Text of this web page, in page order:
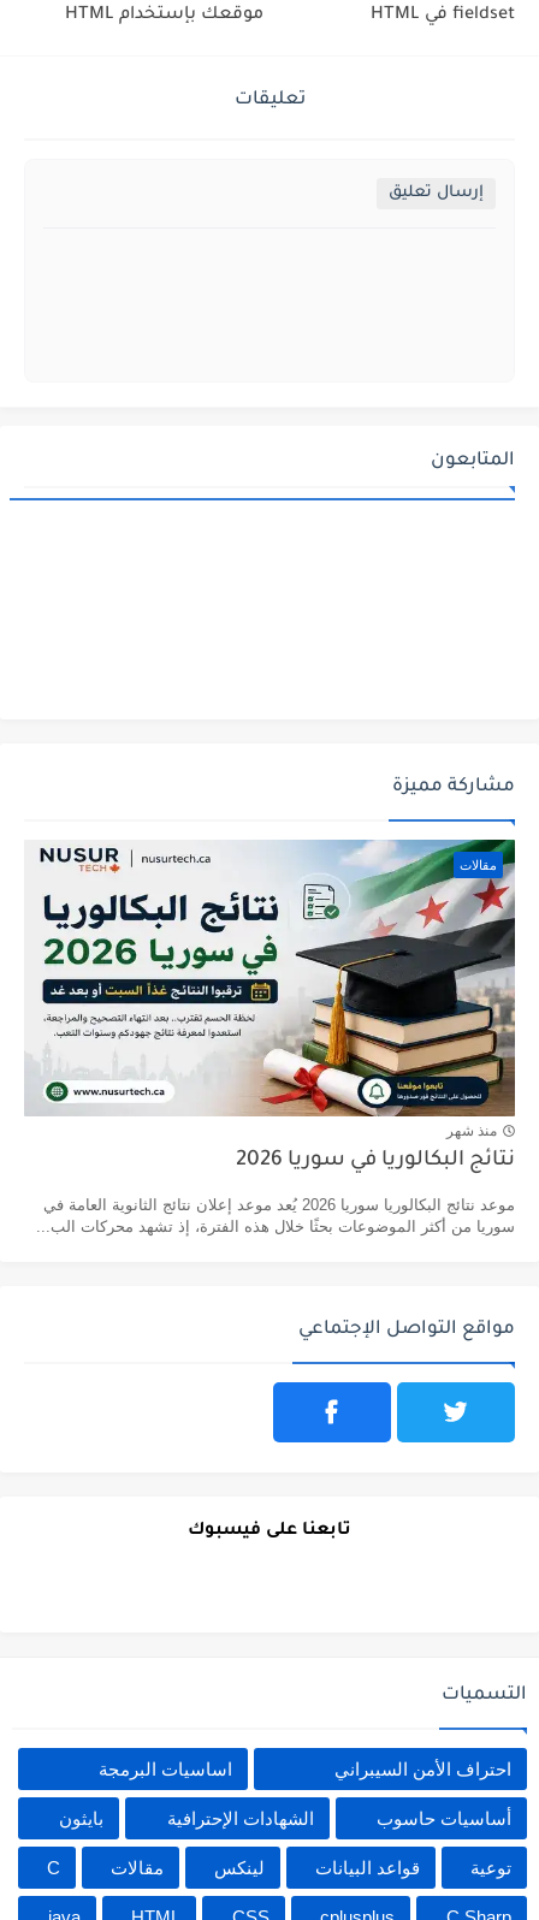
fieldset في HTML
موقعك بإستخدام HTML
تعليقات
إرسال تعليق
المتابعون
مشاركة مميزة
مقالات
منذ شهر
نتائج البكالوريا في سوريا 2026
موعد نتائج البكالوريا سوريا 2026 يُعد موعد إعلان نتائج الثانوية العامة في
سوريا من أكثر الموضوعات بحثًا خلال هذه الفترة، إذ تشهد محركات الب...
مواقع التواصل الإجتماعي
تابعنا على فيسبوك
التسميات
احتراف الأمن السيبراني اساسيات البرمجة
أساسيات حاسوب الشهادات الإحترافية بايثون
توعية قواعد البيانات لينكس مقالات C